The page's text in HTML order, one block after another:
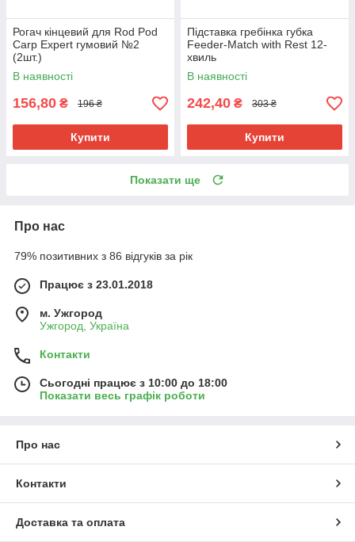
Рогач кінцевий для Rod Pod
Carp Expert гумовий №2
(2шт.)
В наявності
156,80 ₴ 196 ₴
Купити
Підставка гребінка губка
Feeder-Match with Rest 12-
хвиль
В наявності
242,40 ₴ 303 ₴
Купити
Показати ще
Про нас
79% позитивних з 86 відгуків за рік
Працює з 23.01.2018
м. Ужгород
Ужгород, Україна
Контакти
Сьогодні працює з 10:00 до 18:00
Показати весь графік роботи
Про нас
Контакти
Доставка та оплата